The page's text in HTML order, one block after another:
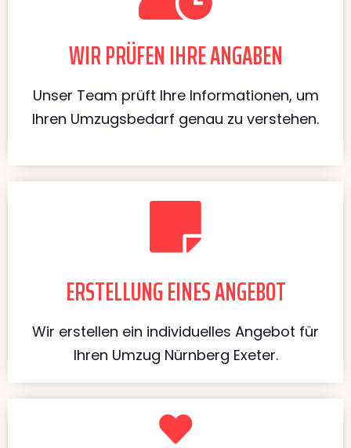
WIR PRÜFEN IHRE ANGABEN
Unser Team prüft Ihre Informationen, um
Ihren Umzugsbedarf genau zu verstehen.
ERSTELLUNG EINES ANGEBOT
Wir erstellen ein individuelles Angebot für
Ihren Umzug Nürnberg Exeter.